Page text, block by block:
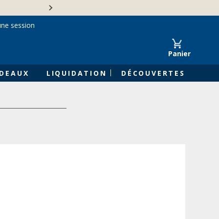
Panier
LIQUIDATION DÉCOUVERTES
session